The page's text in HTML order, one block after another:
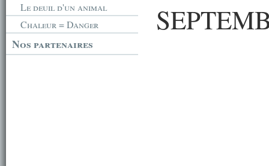
Le deuil d'un animal
Chaleur = Danger
Nos partenaires